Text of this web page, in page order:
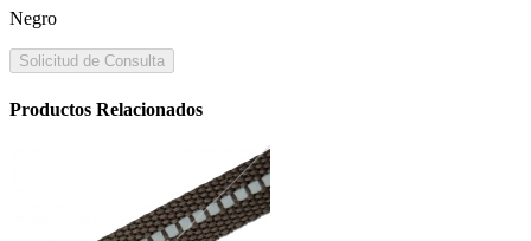
Negro
Solicitud de Consulta
Productos Relacionados